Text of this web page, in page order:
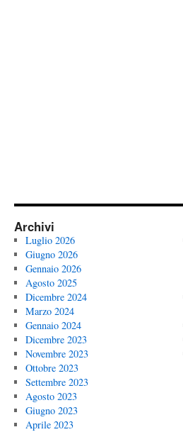
Archivi
Luglio 2026
Giugno 2026
Gennaio 2026
Agosto 2025
Dicembre 2024
Marzo 2024
Gennaio 2024
Dicembre 2023
Novembre 2023
Ottobre 2023
Settembre 2023
Agosto 2023
Giugno 2023
Aprile 2023